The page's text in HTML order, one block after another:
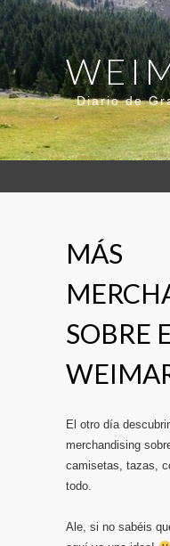
Diario de
MÁS
SOBRE
El otro día
merchandising
camisetas, tazas,
todo.
Ale, si no sabéis